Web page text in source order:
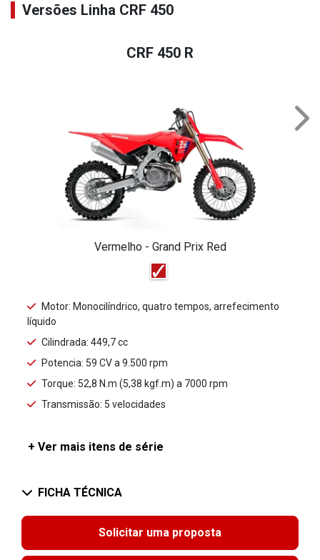
Versões Linha CRF 450
CRF 450 R
Vermelho - Grand Prix Red
Motor: Monocilíndrico, quatro tempos, arrefecimento
líquido
Cilindrada: 449,7 cc
Potencia: 59 CV a 9.500 rpm
Torque: 52,8 N.m (5,38 kgf.m) a 7000 rpm
Transmissão: 5 velocidades
+ Ver mais itens de série
FICHA TÉCNICA
Solicitar uma proposta